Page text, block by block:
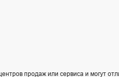
продаж или сервиса и могут